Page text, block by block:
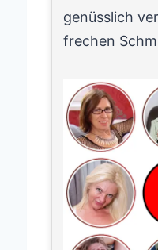
genüsslich
frechen